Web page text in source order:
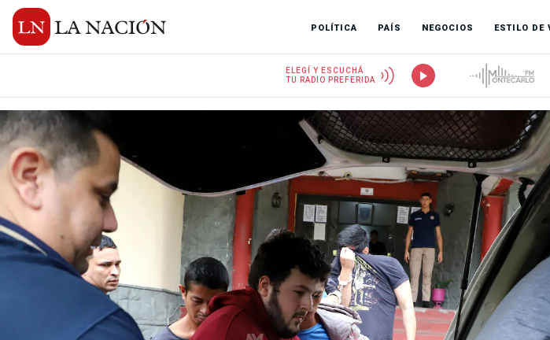
POLÍTICA PAÍS NEGOCIOS ESTILO DE
ELEGÍ Y ESCUCHÁ
TU RADIO PREFERIDA